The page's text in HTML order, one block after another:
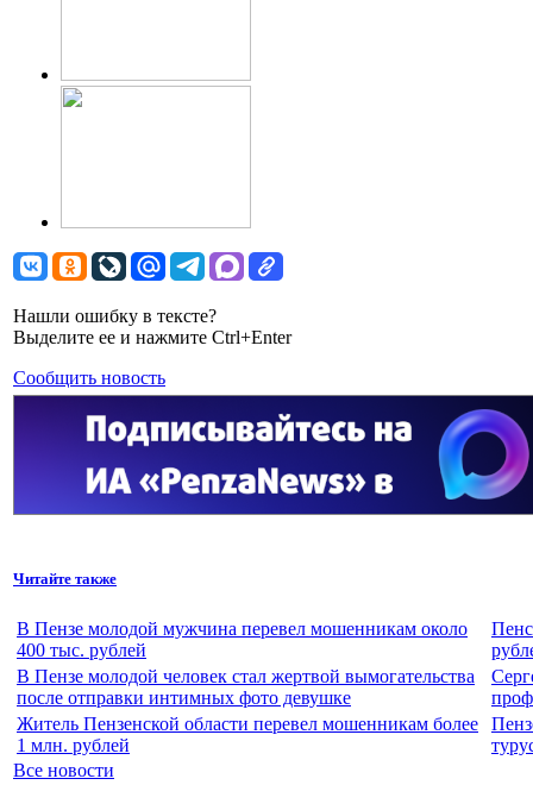
Нашли ошибку в тексте?
Выделите ее и нажмите Ctrl+Enter
Сообщить новость
Читайте также
В Пензе молодой мужчина перевел мошенникам около
400 тыс. рублей
В Пензе молодой человек стал жертвой вымогательства
после отправки интимных фото девушке
Житель Пензенской области перевел мошенникам более
1 млн. рублей
Все новости